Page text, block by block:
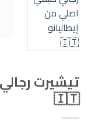
تيشيرت
🇮🇹